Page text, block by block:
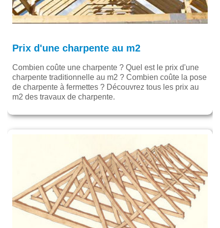
Prix d'une charpente au m2
Combien coûte une charpente ? Quel est le prix d'une
charpente traditionnelle au m2 ? Combien coûte la pose
de charpente à fermettes ? Découvrez tous les prix au
m2 des travaux de charpente.